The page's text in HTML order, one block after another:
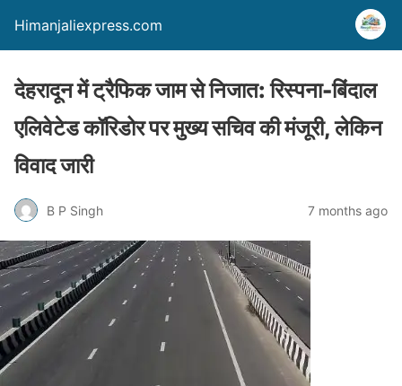
Himanjaliexpress.com
देहरादून में ट्रैफिक जाम से निजात: रिस्पना-बिंदाल
एलिवेटेड कॉरिडोर पर मुख्य सचिव की मंजूरी, लेकिन
विवाद जारी
B P Singh 7 months ago